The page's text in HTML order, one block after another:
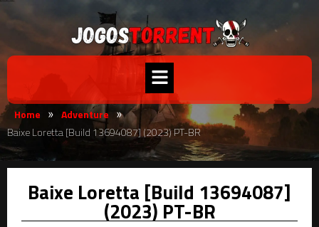
Home » Adventure »
Baixe Loretta [Build 13694087] (2023) PT-BR
Baixe Loretta [Build 13694087]
(2023) PT-BR